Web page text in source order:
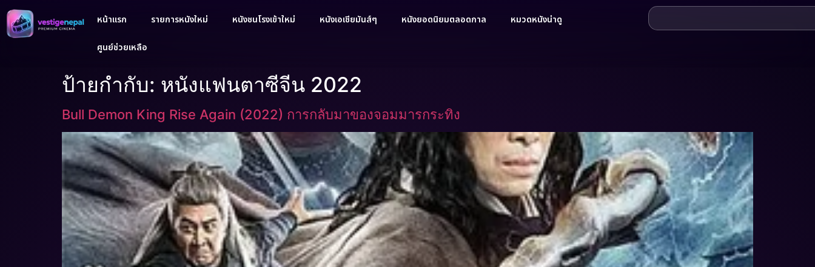
หน้าแรก รายการหนังใหม่ หนังชนโรงเข้าใหม่ หนังเอเชียมันส์ๆ หนังยอดนิยมตลอดกาล หมวดหนังน่าดู
ศูนย์ช่วยเหลือ
ป้ายกำกับ: หนังแฟนตาซีจีน 2022
Bull Demon King Rise Again (2022) การกลับมาของจอมมารกระทิง